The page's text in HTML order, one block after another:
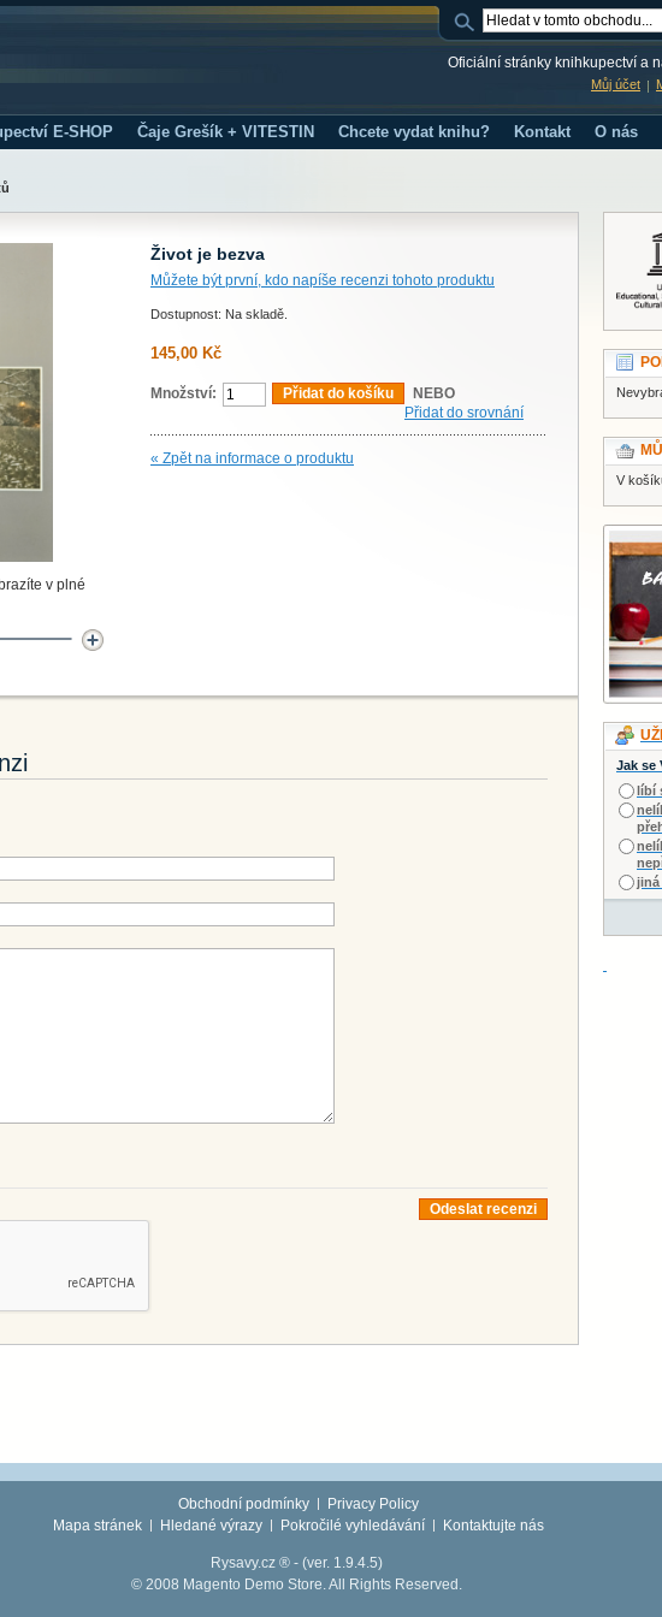
Oficiální stránky knihkupectví a
Můj účet
E-SHOP Čaje Grešík + VITESTIN Chcete vydat knihu? Kontakt O nás
v plné
Život je bezva
Můžete být první, kdo napíše recenzi tohoto produktu
Dostupnost: Na skladě.
145,00 Kč
Množství: Přidat do košíku
NEBO
Přidat do srovnání
« Zpět na informace o produktu
Odeslat recenzi
V
Jak se
líbí
Obchodní podmínky
Privacy Policy
Mapa stránek
Hledané výrazy Pokročilé vyhledávání Kontaktujte nás
Rysavy.cz ® - (ver. 1.9.4.5)
© 2008 Magento Demo Store. All Rights Reserved.